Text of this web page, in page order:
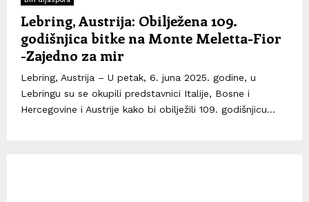
Lebring, Austrija: Obilježena 109.
godišnjica bitke na Monte Meletta-Fior
-Zajedno za mir
Lebring, Austrija – U petak, 6. juna 2025. godine, u
Lebringu su se okupili predstavnici Italije, Bosne i
Hercegovine i Austrije kako bi obilježili 109. godišnjicu...